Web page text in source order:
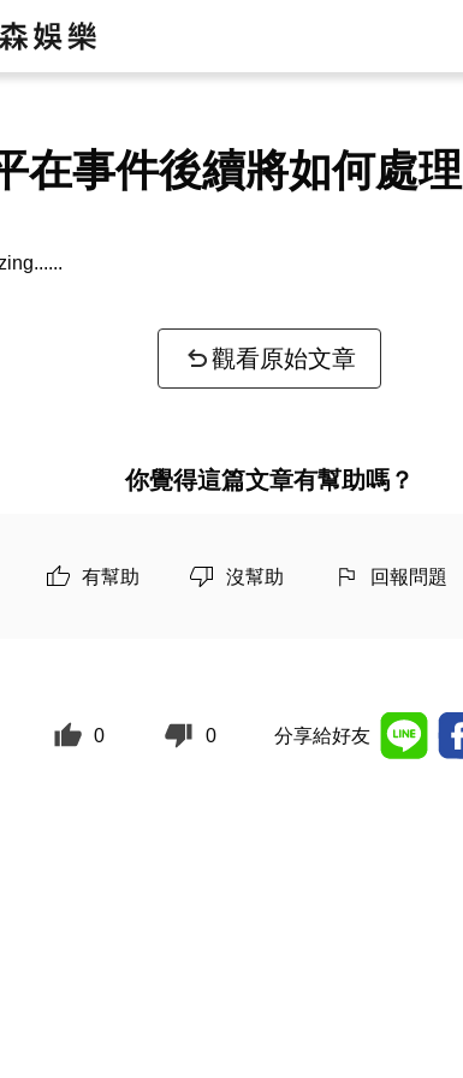
在事件後續將如何處理
觀看原始文章
你覺得這篇文章有幫助嗎？
有幫助 沒幫助 回報問題
0 0 分享給好友